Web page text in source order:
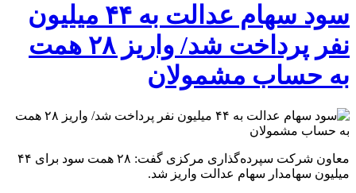
سود سهام عدالت به ۴۴ میلیون
نفر پرداخت شد/ واریز ۲۸ همت
به حساب مشمولان
معاون شرکت سپرده‌گذاری مرکزی گفت: ۲۸ همت سود برای ۴۴
میلیون سهامدار سهام عدالت واریز شد.